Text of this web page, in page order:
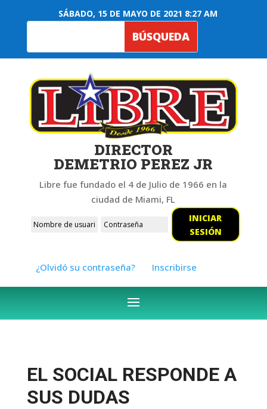
SÁBADO, 15 DE MAYO DE 2021 8:27 AM
DIRECTOR
DEMETRIO PEREZ JR
Libre fue fundado el 4 de Julio de 1966 en la
ciudad de Miami, FL
INICIAR
SESIÓN
¿Olvidó su contraseña? Inscribirse
EL SOCIAL RESPONDE A
SUS DUDAS